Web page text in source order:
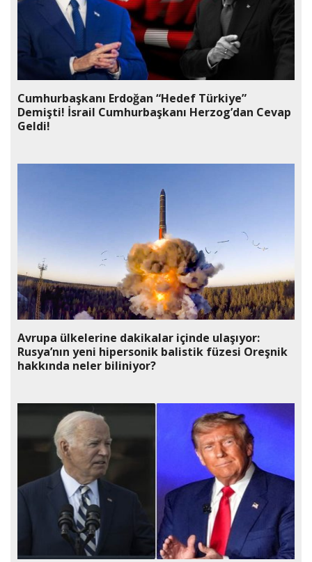
Cumhurbaşkanı Erdoğan “Hedef Türkiye”
Demişti! İsrail Cumhurbaşkanı Herzog’dan Cevap
Geldi!
Avrupa ülkelerine dakikalar içinde ulaşıyor:
Rusya’nın yeni hipersonik balistik füzesi Oreşnik
hakkında neler biliniyor?